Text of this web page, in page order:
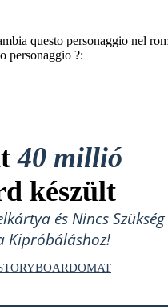
questo personaggio nel
personaggio ?:
40 millió
készült
és Nincs Szükség
Kipróbáláshoz!